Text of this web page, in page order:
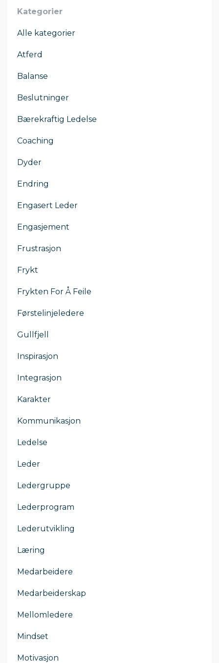
Kategorier
Alle kategorier
Atferd
Balanse
Beslutninger
Bærekraftig Ledelse
Coaching
Dyder
Endring
Engasert Leder
Engasjement
Frustrasjon
Frykt
Frykten For Å Feile
Førstelinjeledere
Gullfjell
Inspirasjon
Integrasjon
Karakter
Kommunikasjon
Ledelse
Leder
Ledergruppe
Lederprogram
Lederutvikling
Læring
Medarbeidere
Medarbeiderskap
Mellomledere
Mindset
Motivasjon